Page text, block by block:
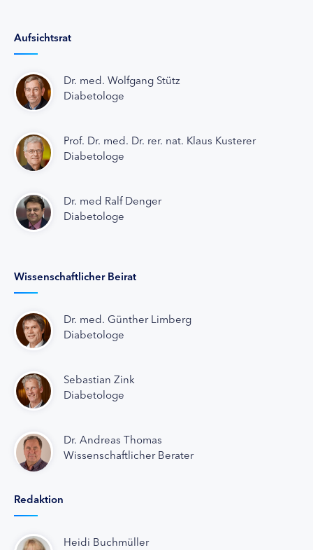
Aufsichtsrat
Dr. med. Wolfgang Stütz
Diabetologe
Prof. Dr. med. Dr. rer. nat. Klaus Kusterer
Diabetologe
Dr. med Ralf Denger
Diabetologe
Wissenschaftlicher Beirat
Dr. med. Günther Limberg
Diabetologe
Sebastian Zink
Diabetologe
Dr. Andreas Thomas
Wissenschaftlicher Berater
Redaktion
Heidi Buchmüller